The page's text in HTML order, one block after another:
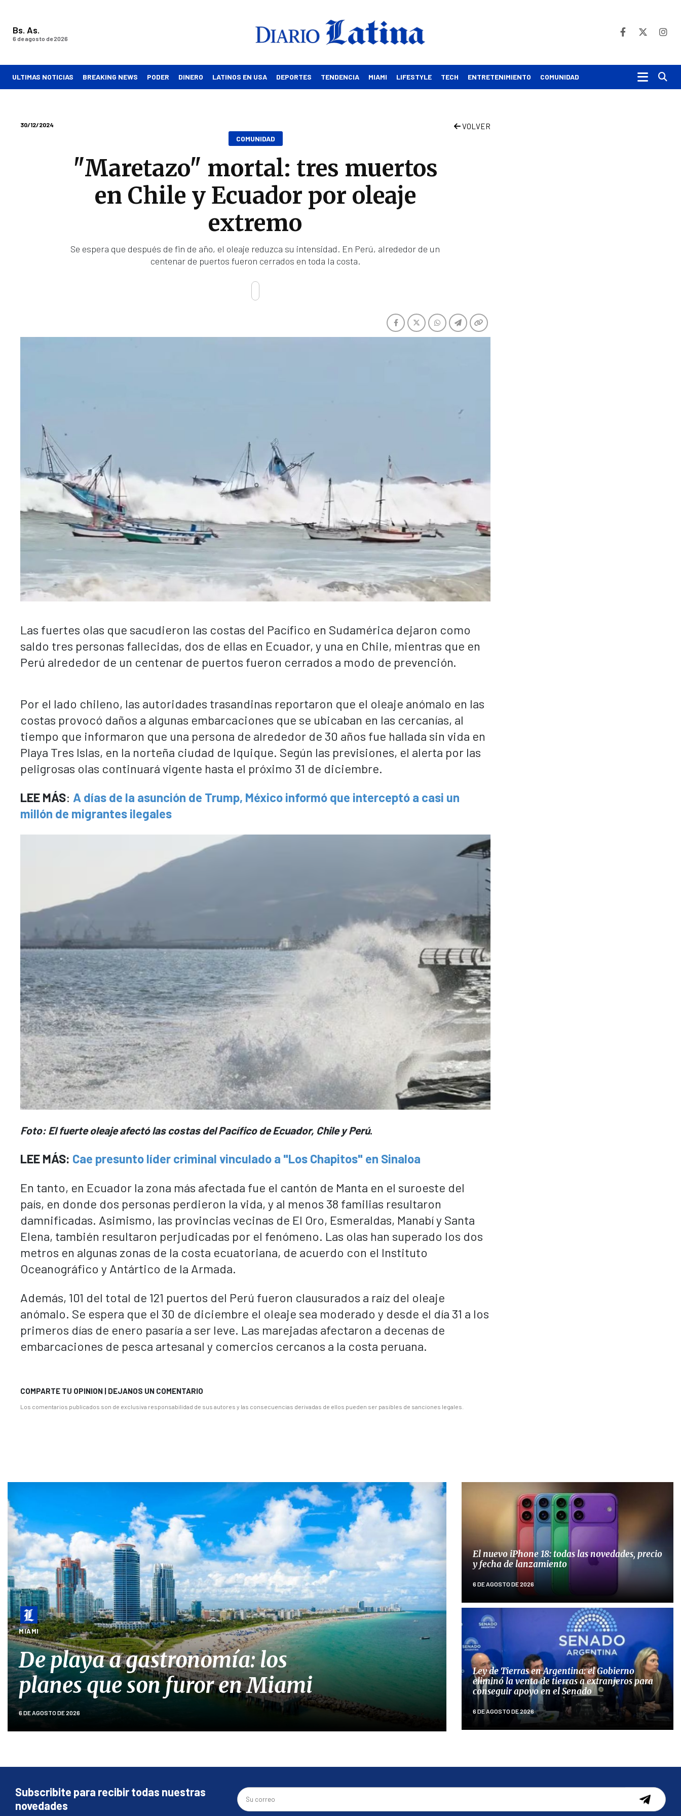
Bs. As.
6 de agosto de 2026
ULTIMAS NOTICIAS BREAKING NEWS PODER DINERO LATINOS EN USA DEPORTES TENDENCIA MIAMI LIFESTYLE TECH ENTRETENIMIENTO COMUNIDAD
30/12/2024 VOLVER
COMUNIDAD
"Maretazo" mortal: tres muertos
en Chile y Ecuador por oleaje
extremo
Se espera que después de fin de año, el oleaje reduzca su intensidad. En Perú, alrededor de un
centenar de puertos fueron cerrados en toda la costa.
Las fuertes olas que sacudieron las costas del Pacífico en Sudamérica dejaron como
saldo tres personas fallecidas, dos de ellas en Ecuador, y una en Chile, mientras que en
Perú alrededor de un centenar de puertos fueron cerrados a modo de prevención.
Por el lado chileno, las autoridades trasandinas reportaron que el oleaje anómalo en las
costas provocó daños a algunas embarcaciones que se ubicaban en las cercanías, al
tiempo que informaron que una persona de alrededor de 30 años fue hallada sin vida en
Playa Tres Islas, en la norteña ciudad de Iquique. Según las previsiones, el alerta por las
peligrosas olas continuará vigente hasta el próximo 31 de diciembre.
LEE MÁS: A días de la asunción de Trump, México informó que interceptó a casi un
millón de migrantes ilegales
Foto: El fuerte oleaje afectó las costas del Pacífico de Ecuador, Chile y Perú.
LEE MÁS: Cae presunto líder criminal vinculado a "Los Chapitos" en Sinaloa
En tanto, en Ecuador la zona más afectada fue el cantón de Manta en el suroeste del
país, en donde dos personas perdieron la vida, y al menos 38 familias resultaron
damnificadas. Asimismo, las provincias vecinas de El Oro, Esmeraldas, Manabí y Santa
Elena, también resultaron perjudicadas por el fenómeno. Las olas han superado los dos
metros en algunas zonas de la costa ecuatoriana, de acuerdo con el Instituto
Oceanográfico y Antártico de la Armada.
Además, 101 del total de 121 puertos del Perú fueron clausurados a raíz del oleaje
anómalo. Se espera que el 30 de diciembre el oleaje sea moderado y desde el día 31 a los
primeros días de enero pasaría a ser leve. Las marejadas afectaron a decenas de
embarcaciones de pesca artesanal y comercios cercanos a la costa peruana.
COMPARTE TU OPINION | DEJANOS UN COMENTARIO
Los comentarios publicados son de exclusiva responsabilidad de sus autores y las consecuencias derivadas de ellos pueden ser pasibles de sanciones legales.
MIAMI
De playa a gastronomía: los
planes que son furor en Miami
6 DE AGOSTO DE 2026
El nuevo iPhone 18: todas las novedades, precio
y fecha de lanzamiento
6 DE AGOSTO DE 2026
Ley de Tierras en Argentina: el Gobierno
eliminó la venta de tierras a extranjeros para
conseguir apoyo en el Senado
6 DE AGOSTO DE 2026
Subscribite para recibir todas nuestras
novedades